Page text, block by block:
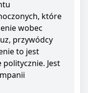
które
wobec
przywódcy
to jest
Jest